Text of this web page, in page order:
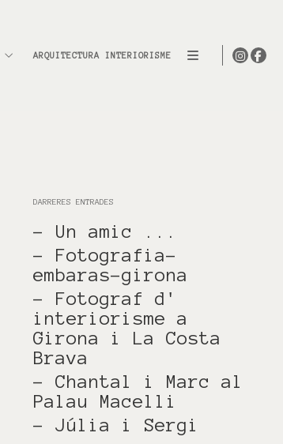
ARQUITECTURA INTERIORISME
DARRERES ENTRADES
- Un amic ...
- Fotografia-
embaras-girona
- Fotograf d'
interiorisme a
Girona i La Costa
Brava
- Chantal i Marc al
Palau Macelli
- Júlia i Sergi